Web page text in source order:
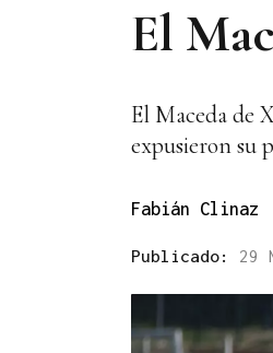
El
El Maceda de
expusieron su
Fabián Clinaz
Publicado: 29